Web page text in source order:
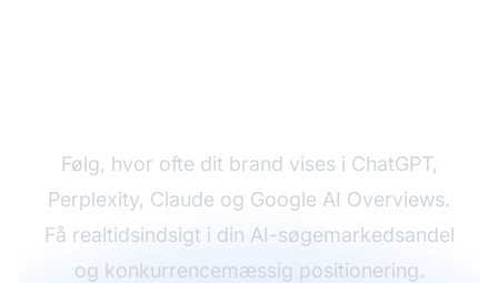
Følg, hvor ofte dit brand vises i ChatGPT,
Perplexity, Claude og Google AI Overviews.
Få realtidsindsigt i din AI-søgemarkedsandel
og konkurrencemæssig positionering.